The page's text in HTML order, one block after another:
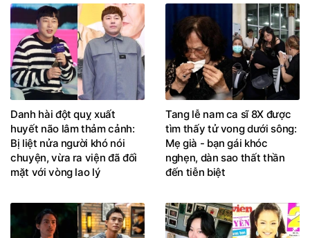
Danh hài đột quỵ xuất
huyết não lâm thảm cảnh:
Bị liệt nửa người khó nói
chuyện, vừa ra viện đã đối
mặt với vòng lao lý
Tang lễ nam ca sĩ 8X được
tìm thấy tử vong dưới sông:
Mẹ già - bạn gái khóc
nghẹn, dàn sao thất thần
đến tiễn biệt